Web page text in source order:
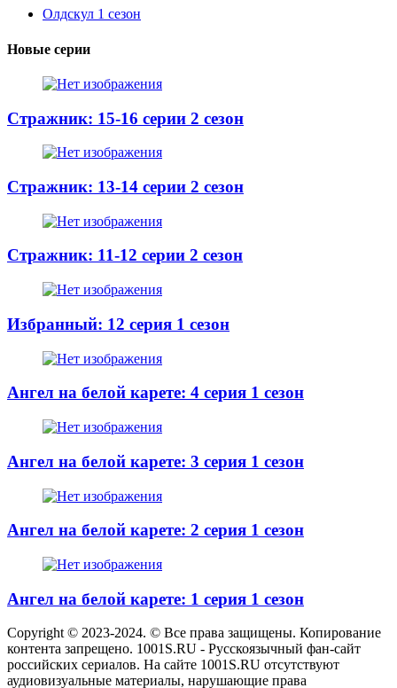
Олдскул 1 сезон
Новые серии
Стражник: 15-16 серии 2 сезон
Стражник: 13-14 серии 2 сезон
Стражник: 11-12 серии 2 сезон
Избранный: 12 серия 1 сезон
Ангел на белой карете: 4 серия 1 сезон
Ангел на белой карете: 3 серия 1 сезон
Ангел на белой карете: 2 серия 1 сезон
Ангел на белой карете: 1 серия 1 сезон
Copyright © 2023-2024. © Все права защищены. Копирование
контента запрещено. 1001S.RU - Русскоязычный фан-сайт
российских сериалов. На сайте 1001S.RU отсутствуют
аудиовизуальные материалы, нарушающие права